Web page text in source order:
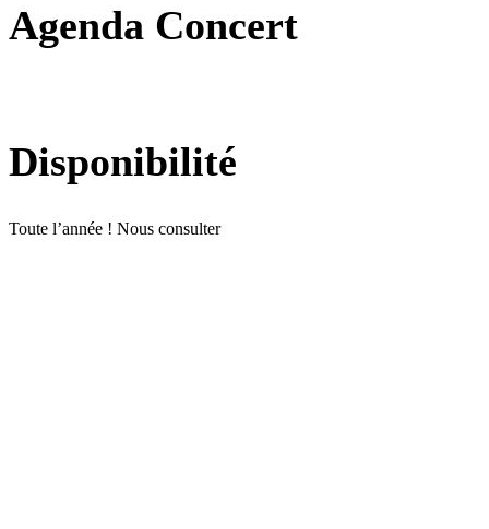
Agenda Concert
Disponibilité
Toute l’année ! Nous consulter